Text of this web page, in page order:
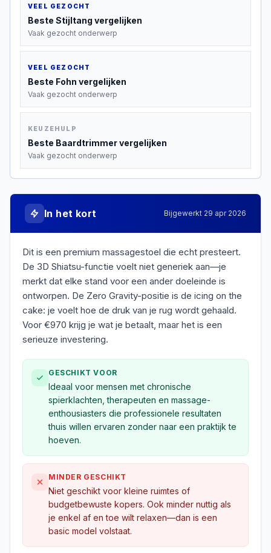
VEEL GEZOCHT
Beste Stijltang vergelijken
Vaak gezocht onderwerp
VEEL GEZOCHT
Beste Fohn vergelijken
Vaak gezocht onderwerp
KEUZEHULP
Beste Baardtrimmervergelijken
Vaak gezocht onderwerp
In het kort Bijgewerkt 29 apr 2026
Dit is een premium massagestoel die echt presteert.
De 3D Shiatsu-functie voelt niet generiek aan—je
merkt dat elke stand voor een ander doeleinde is
ontworpen. De Zero Gravity-positie is de icing on the
cake: je voelt hoe de druk van je rug wordt gehaald.
Voor €970 krijg je wat je betaalt, maar het is een
serieuze investering.
GESCHIKT VOOR
Ideaal voor mensen met chronische
spierklachten, therapeuten en massage-
enthousiasters die professionele resultaten
thuis willen ervaren zonder naar een praktijk te
hoeven.
MINDER GESCHIKT
Niet geschikt voor kleine ruimtes of
budgetbewuste kopers. Ook minder nuttig als
je enkel af en toe wilt relaxen—dan is een
basic model volstaat.